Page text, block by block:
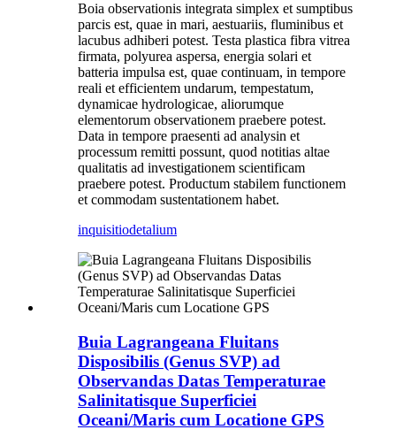
Boia observationis integrata simplex et sumptibus
parcis est, quae in mari, aestuariis, fluminibus et
lacubus adhiberi potest. Testa plastica fibra vitrea
firmata, polyurea aspersa, energia solari et
batteria impulsa est, quae continuam, in tempore
reali et efficientem undarum, tempestatum,
dynamicae hydrologicae, aliorumque
elementorum observationem praebere potest.
Data in tempore praesenti ad analysin et
processum remitti possunt, quod notitias altae
qualitatis ad investigationem scientificam
praebere potest. Productum stabilem functionem
et commodam sustentationem habet.
inquisitiodetalium
Buia Lagrangeana Fluitans
Disposibilis (Genus SVP) ad
Observandas Datas Temperaturae
Salinitatisque Superficiei
Oceani/Maris cum Locatione GPS